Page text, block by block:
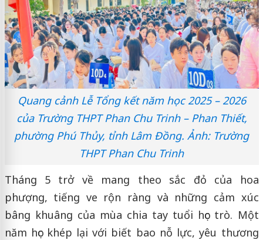
Quang cảnh Lễ Tổng kết năm học 2025 – 2026
của Trường THPT Phan Chu Trinh – Phan Thiết,
phường Phú Thủy, tỉnh Lâm Đồng. Ảnh: Trường
THPT Phan Chu Trinh
Tháng 5 trở về mang theo sắc đỏ của hoa
phượng, tiếng ve rộn ràng và những cảm xúc
bâng khuâng của mùa chia tay tuổi học trò. Một
năm học khép lại với biết bao nỗ lực, yêu thương